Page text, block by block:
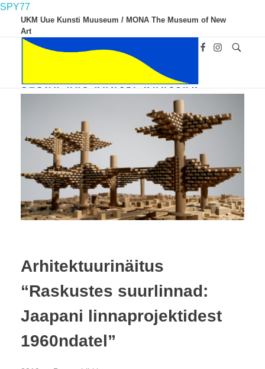
SPY77
UKM Uue Kunsti Muuseum / MONA The Museum of New
Art
UKM
Arhitektuurinäitus
“Raskustes suurlinnad:
Jaapani linnaprojektidest
1960ndatel”